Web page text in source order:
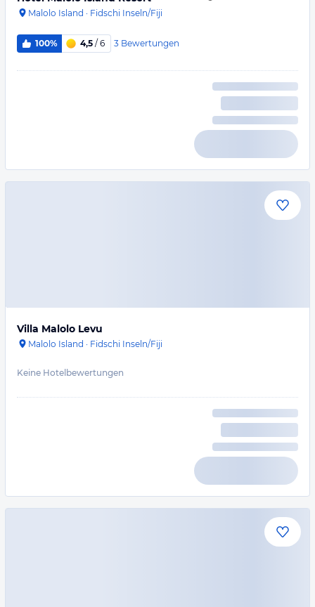
Malolo Island · Fidschi Inseln/Fiji
100% 4,5 / 6 3 Bewertungen
Villa Malolo Levu
Malolo Island · Fidschi Inseln/Fiji
Keine Hotelbewertungen